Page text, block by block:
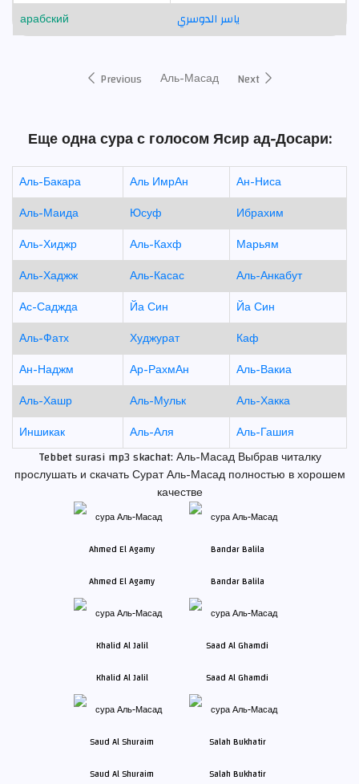
арабский
ياسر الدوسري
Previous Аль-Масад Next
Еще одна сура с голосом Ясир ад-Досари:
Аль-Бакара Аль ИмрАн
Ан-Ниса
Аль-Маида
Юсуф
Ибрахим
Аль-Хиджр
Аль-Кахф
Марьям
Аль-Хаджж
Аль-Касас
Аль-Анкабут
Ас-Саджда
Йа Син
Йа Син
Аль-Фатх
Худжурат
Каф
Ан-Наджм
Ар-РахмАн
Аль-Вакиа
Аль-Хашр
Аль-Мульк
Аль-Хакка
Иншикак
Аль-Аля
Аль-Гашия
Tebbet surasi mp3 skachat: Аль-Масад Выбрав читалку
прослушать и скачать Сурат Аль-Масад полностью в хорошем
качестве
Ahmed El Agamy Bandar Balila
Khalid Al Jalil Saad Al Ghamdi
Saud Al Shuraim Salah Bukhatir